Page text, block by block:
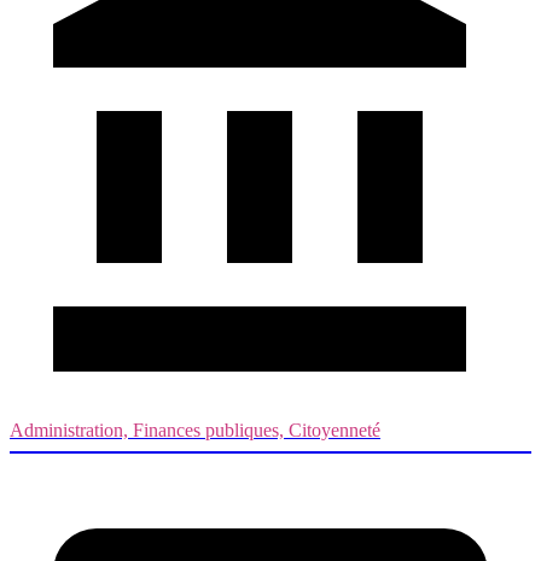
Administration, Finances publiques, Citoyenneté